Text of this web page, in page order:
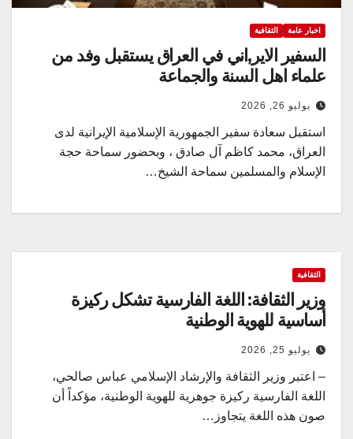
اخبار عامة الثقافية
السفير الاير,اني في العراق يستقبل وفد من
علماء اهل السنة والجماعة
يوليو 26, 2026
استقبل سعادة سفير الجمهورية الإسلامية الإيرانية لدى
العراق، محمد كاظم آل صادق ، وبحضور سماحة حجة
الإسلام والمسلمين سماحة الشيخ…
الثقافية
وزير الثقافة: اللغة الفارسية تشكل ركيزة
أساسية للهوية الوطنية
يوليو 25, 2026
– اعتبر وزير الثقافة والإرشاد الإسلامي عباس صالحي،
اللغة الفارسية ركيزة جوهرية للهوية الوطنية، مؤكداً أن
صون هذه اللغة يتجاوز…